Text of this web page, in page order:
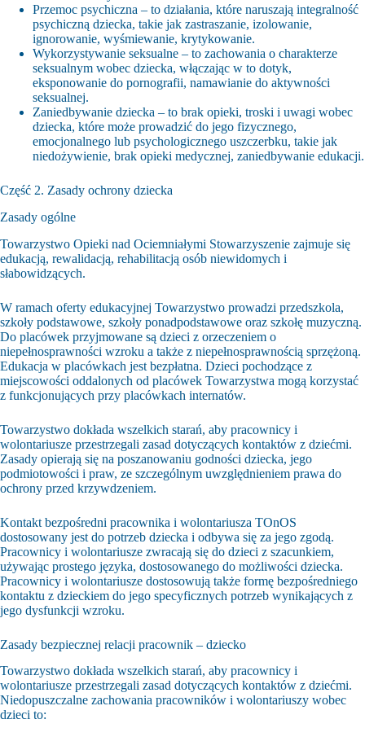
Przemoc psychiczna – to działania, które naruszają integralność
psychiczną dziecka, takie jak zastraszanie, izolowanie,
ignorowanie, wyśmiewanie, krytykowanie.
Wykorzystywanie seksualne – to zachowania o charakterze
seksualnym wobec dziecka, włączając w to dotyk,
eksponowanie do pornografii, namawianie do aktywności
seksualnej.
Zaniedbywanie dziecka – to brak opieki, troski i uwagi wobec
dziecka, które może prowadzić do jego fizycznego,
emocjonalnego lub psychologicznego uszczerbku, takie jak
niedożywienie, brak opieki medycznej, zaniedbywanie edukacji.
Część 2. Zasady ochrony dziecka
Zasady ogólne
Towarzystwo Opieki nad Ociemniałymi Stowarzyszenie zajmuje się
edukacją, rewalidacją, rehabilitacją osób niewidomych i
słabowidzących.
W ramach oferty edukacyjnej Towarzystwo prowadzi przedszkola,
szkoły podstawowe, szkoły ponadpodstawowe oraz szkołę muzyczną.
Do placówek przyjmowane są dzieci z orzeczeniem o
niepełnosprawności wzroku a także z niepełnosprawnością sprzężoną.
Edukacja w placówkach jest bezpłatna. Dzieci pochodzące z
miejscowości oddalonych od placówek Towarzystwa mogą korzystać
z funkcjonujących przy placówkach internatów.
Towarzystwo dokłada wszelkich starań, aby pracownicy i
wolontariusze przestrzegali zasad dotyczących kontaktów z dziećmi.
Zasady opierają się na poszanowaniu godności dziecka, jego
podmiotowości i praw, ze szczególnym uwzględnieniem prawa do
ochrony przed krzywdzeniem.
Kontakt bezpośredni pracownika i wolontariusza TOnOS
dostosowany jest do potrzeb dziecka i odbywa się za jego zgodą.
Pracownicy i wolontariusze zwracają się do dzieci z szacunkiem,
używając prostego języka, dostosowanego do możliwości dziecka.
Pracownicy i wolontariusze dostosowują także formę bezpośredniego
kontaktu z dzieckiem do jego specyficznych potrzeb wynikających z
jego dysfunkcji wzroku.
Zasady bezpiecznej relacji pracownik – dziecko
Towarzystwo dokłada wszelkich starań, aby pracownicy i
wolontariusze przestrzegali zasad dotyczących kontaktów z dziećmi.
Niedopuszczalne zachowania pracowników i wolontariuszy wobec
dzieci to: